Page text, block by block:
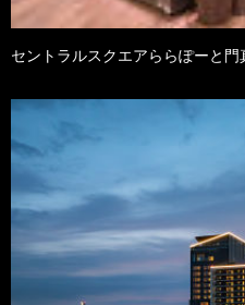
セントラルスクエアららぽーと門